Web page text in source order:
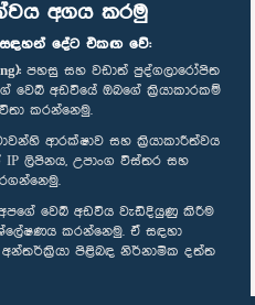
අගය කරමු
දේට එකඟ වේ:
පහසු සහ වඩාත් පුද්ගලාරෝපිත
වෙබ් අඩවියේ ඔබගේ ක්‍රියාකාරකම්
කරන්නෙමු.
ආරක්ෂාව සහ ක්‍රියාකාරීත්වය
ලිපිනය, උපාංග විස්තර සහ
වෙබ් අඩවිය වැඩිදියුණු කිරීම
කරන්නෙමු. ඒ සඳහා
පිළිබඳ නිර්නාමික දත්ත